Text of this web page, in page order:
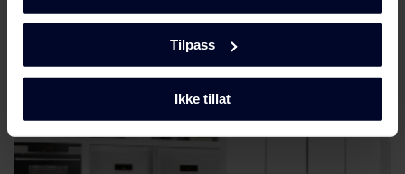
Tilpass
Ikke tillat
Brukermanual
(DK,EN,FI,NO,SV)
Produktbilde KF 481864
FN X
MøtGram